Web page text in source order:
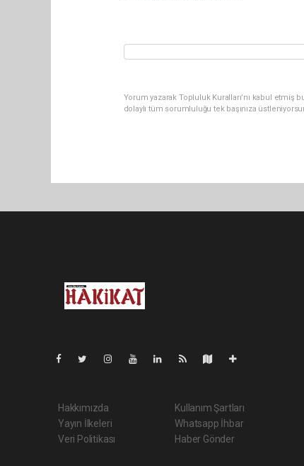
Yorum yazarak Topluluk Kuralları’nı kabul etmiş
dolaylı tüm sorumluluğu tek başınıza
Hakkımızda
Yayın İlkeleri
Veri Politikası
Kullanım Şartları
Whatsapp İhbar
Haber Gönder